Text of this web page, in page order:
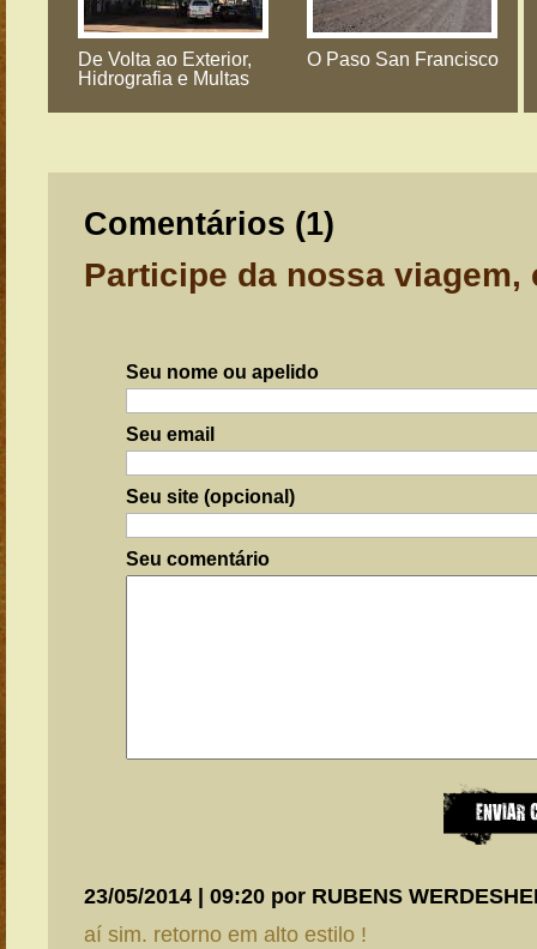
De Volta ao Exterior,
Hidrografia e Multas
O Paso San Francisco
Comentários (1)
Participe da nossa viagem,
Seu nome ou apelido
Seu email
Seu site (opcional)
Seu comentário
23/05/2014 | 09:20 por RUBENS
aí sim. retorno em alto estilo !